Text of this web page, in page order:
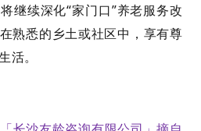
继续深化“家门口”养老服务改
熟悉的乡土或社区中，享有尊
活。